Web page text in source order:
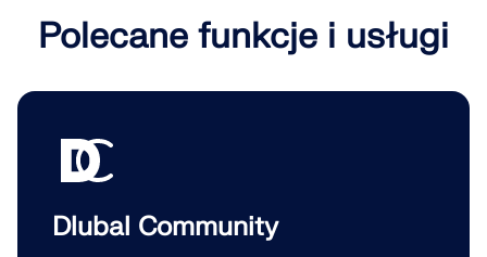
Polecane funkcje i usługi
Dlubal Community